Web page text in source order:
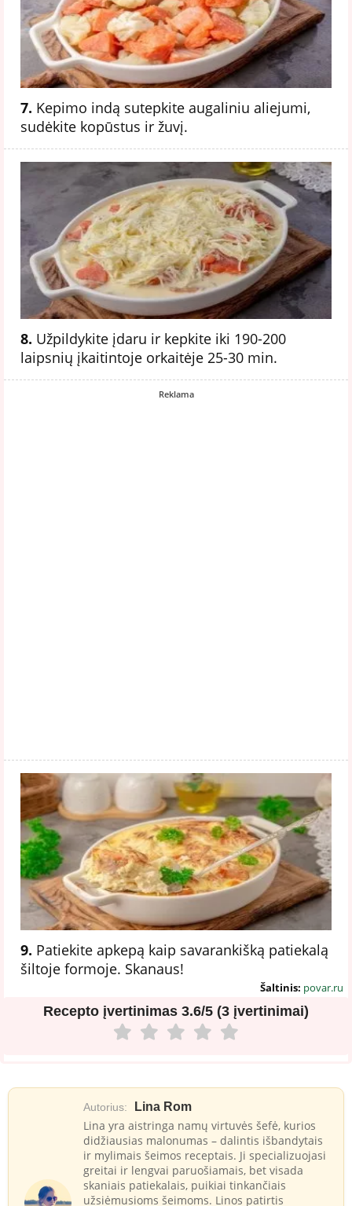
7. Kepimo indą sutepkite augaliniu aliejumi,
sudėkite kopūstus ir žuvį.
8. Užpildykite įdaru ir kepkite iki 190-200
laipsnių įkaitintoje orkaitėje 25-30 min.
Reklama
9. Patiekite apkepą kaip savarankišką patiekalą
šiltoje formoje. Skanaus!
Šaltinis: povar.ru
Recepto įvertinimas 3.6/5 (3 įvertinimai)
Autorius: Lina Rom
Lina yra aistringa namų virtuvės šefė, kurios
didžiausias malonumas – dalintis išbandytais
ir mylimais šeimos receptais. Ji specializuojasi
greitai ir lengvai paruošiamais, bet visada
skaniais patiekalais, puikiai tinkančiais
užsiėmusioms šeimoms. Linos patirtis